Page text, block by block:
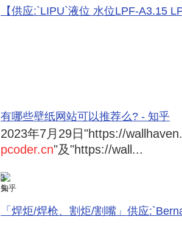
【供应:`LIPU`液位 水位LPF-A3.15
有哪些壁纸网站可以推荐么? - 知乎
2023年7月29日 "https://
pcoder.cn"及"https://wall...
3
知乎
「焊炬/焊枪、割炬/割嘴」供应